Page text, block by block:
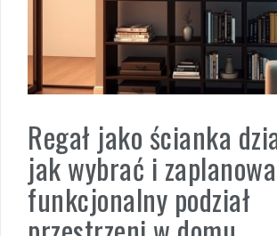
Regał jako ścianka
jak wybrać i
funkcjonalny podział